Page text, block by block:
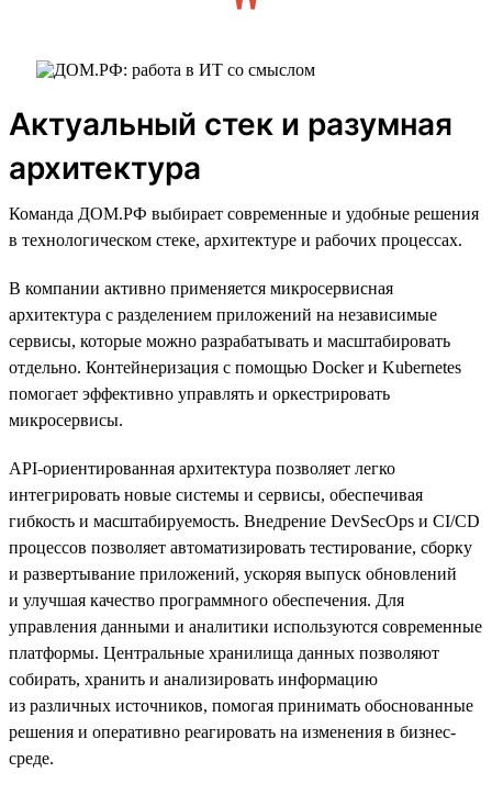
Актуальный стек и разумная
архитектура
Команда ДОМ.РФ выбирает современные и удобные решения
в технологическом стеке, архитектуре и рабочих процессах.
В компании активно применяется микросервисная
архитектура с разделением приложений на независимые
сервисы, которые можно разрабатывать и масштабировать
отдельно. Контейнеризация с помощью Docker и Kubernetes
помогает эффективно управлять и оркестрировать
микросервисы.
API-ориентированная архитектура позволяет легко
интегрировать новые системы и сервисы, обеспечивая
гибкость и масштабируемость. Внедрение DevSecOps и CI/CD
процессов позволяет автоматизировать тестирование, сборку
и развертывание приложений, ускоряя выпуск обновлений
и улучшая качество программного обеспечения. Для
управления данными и аналитики используются современные
платформы. Центральные хранилища данных позволяют
собирать, хранить и анализировать информацию
из различных источников, помогая принимать обоснованные
решения и оперативно реагировать на изменения в бизнес-
среде.